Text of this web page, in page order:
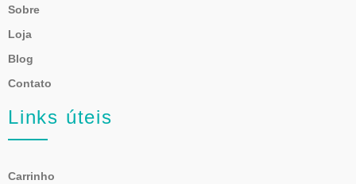
Sobre
Loja
Blog
Contato
Links úteis
Carrinho